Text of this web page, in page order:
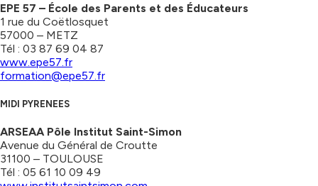
EPE 57 – École des Parents et des Éducateurs
1 rue du Coëtlosquet
57000 – METZ
Tél : 03 87 69 04 87
www.epe57.fr
formation@epe57.fr
MIDI PYRENEES
ARSEAA Pôle Institut Saint-Simon
Avenue du Général de Croutte
31100 – TOULOUSE
Tél : 05 61 10 09 49